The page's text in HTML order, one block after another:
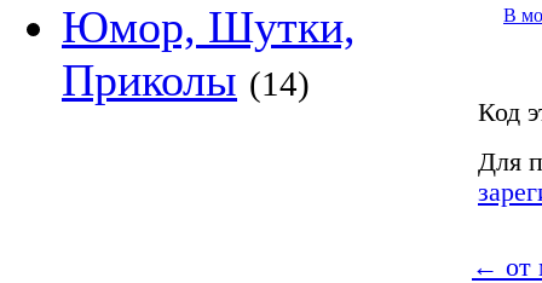
Юмор, Шутки,
Приколы (14)
В
Код
Для
← от